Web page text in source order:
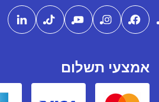
אמצעי תשלום